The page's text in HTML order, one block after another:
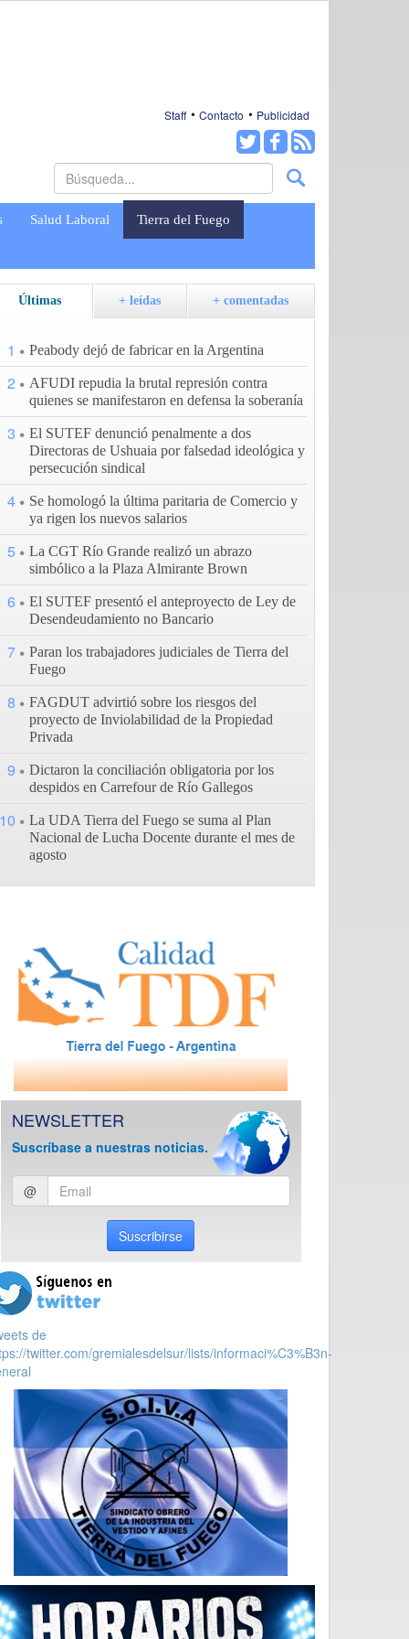
Staff Contacto Publicidad
Salud Laboral Tierra del Fuego
Últimas + leídas + comentadas
1 Peabody dejó de fabricar en la Argentina
2
AFUDI repudia la brutal represión contra
quienes se manifestaron en defensa la soberanía
3
El SUTEF denunció penalmente a dos
Directoras de Ushuaia por falsedad ideológica y
persecución sindical
4
Se homologó la última paritaria de Comercio y
ya rigen los nuevos salarios
5
La CGT Río Grande realizó un abrazo
simbólico a la Plaza Almirante Brown
6
El SUTEF presentó el anteproyecto de Ley de
Desendeudamiento no Bancario
7
Paran los trabajadores judiciales de Tierra del
Fuego
8
FAGDUT advirtió sobre los riesgos del
proyecto de Inviolabilidad de la Propiedad
Privada
9
Dictaron la conciliación obligatoria por los
despidos en Carrefour de Río Gallegos
La UDA Tierra del Fuego se suma al Plan
Nacional de Lucha Docente durante el mes de
agosto
NEWSLETTER
Suscríbase a nuestras noticias.
Ingresar
email
@
Suscribirse
de
twitter.com/gremialesdelsur/lists/informaci%C3%B3n-